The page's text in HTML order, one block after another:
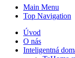
Main Menu
Top Navigation
Úvod
O nás
Inteligentná